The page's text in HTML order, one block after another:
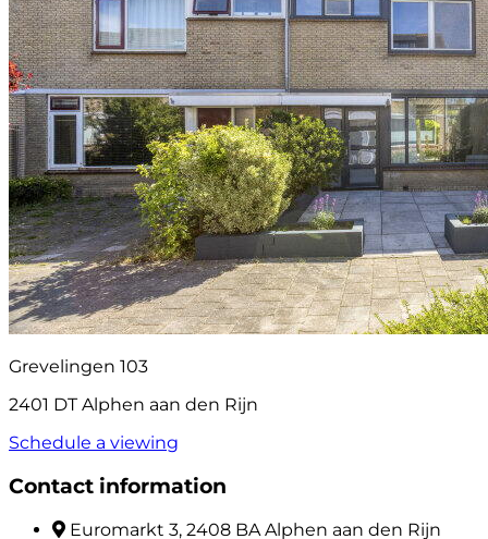
Grevelingen 103
2401 DT Alphen aan den Rijn
Schedule a viewing
Contact information
Euromarkt 3, 2408 BA Alphen aan den Rijn